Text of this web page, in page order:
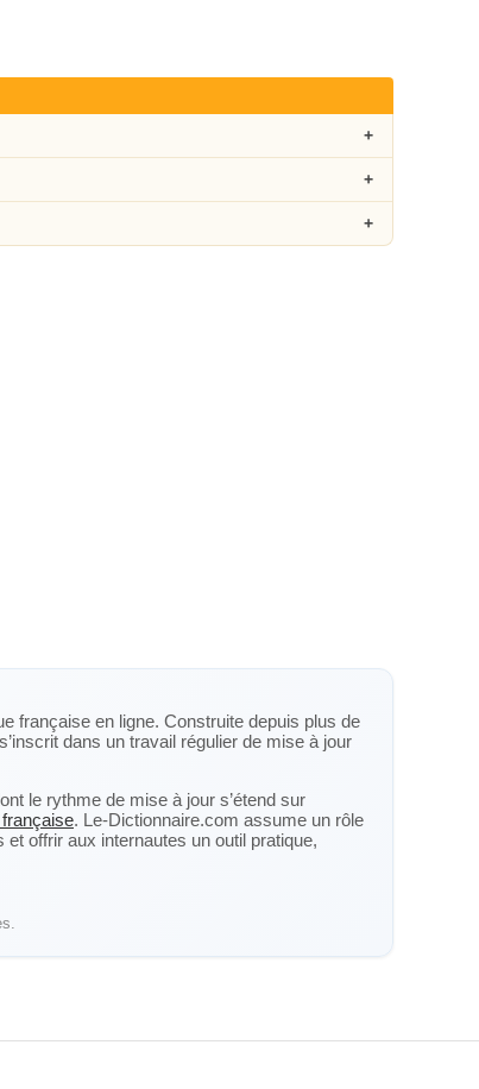
française en ligne. Construite depuis plus de
s’inscrit dans un travail régulier de mise à jour
le rythme de mise à jour s’étend sur
française. Le-Dictionnaire.com assume un rôle
offrir aux internautes un outil pratique,